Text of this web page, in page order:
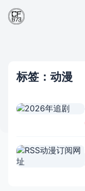
标签：动漫